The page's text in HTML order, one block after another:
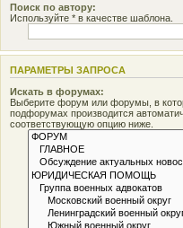
Поиск по автору:
Используйте * в качестве шаблона.
ПАРАМЕТРЫ ЗАПРОСА
Искать в форумах:
Выберите форум или форумы, в
подфорумах производится
соответствующую опцию ниже.